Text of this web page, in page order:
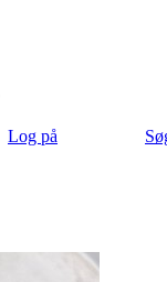
Log på